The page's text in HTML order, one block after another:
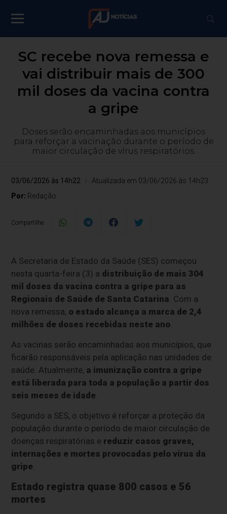
SC recebe nova remessa e
vai distribuir mais de 300
mil doses da vacina contra
a gripe
Doses serão encaminhadas aos municípios
para reforçar a vacinação durante o período de
maior circulação de vírus respiratórios.
03/06/2026 às 14h22
Atualizada em 03/06/2026 às 14h23
Por: Redação
Compartilhe:
A Secretaria de Estado da Saúde (SES) começou
nesta quarta-feira (3) a distribuição de mais 304
mil doses da vacina contra a gripe para as
Regionais de Saúde de Santa Catarina. Com a
nova remessa, o estado alcança a marca de 2,4
milhões de doses recebidas neste ano.
As vacinas serão encaminhadas aos municípios, que
ficarão responsáveis pela aplicação nas unidades de
saúde. Atualmente, a imunização contra a gripe
está liberada para toda a população a partir dos
seis meses de idade.
Segundo a SES, o objetivo é reforçar a proteção da
população durante o período de maior circulação de
doenças respiratórias e reduzir casos graves,
internações e mortes provocadas pelo vírus da
gripe.
Estado registra quase 800 casos e 56
mortes